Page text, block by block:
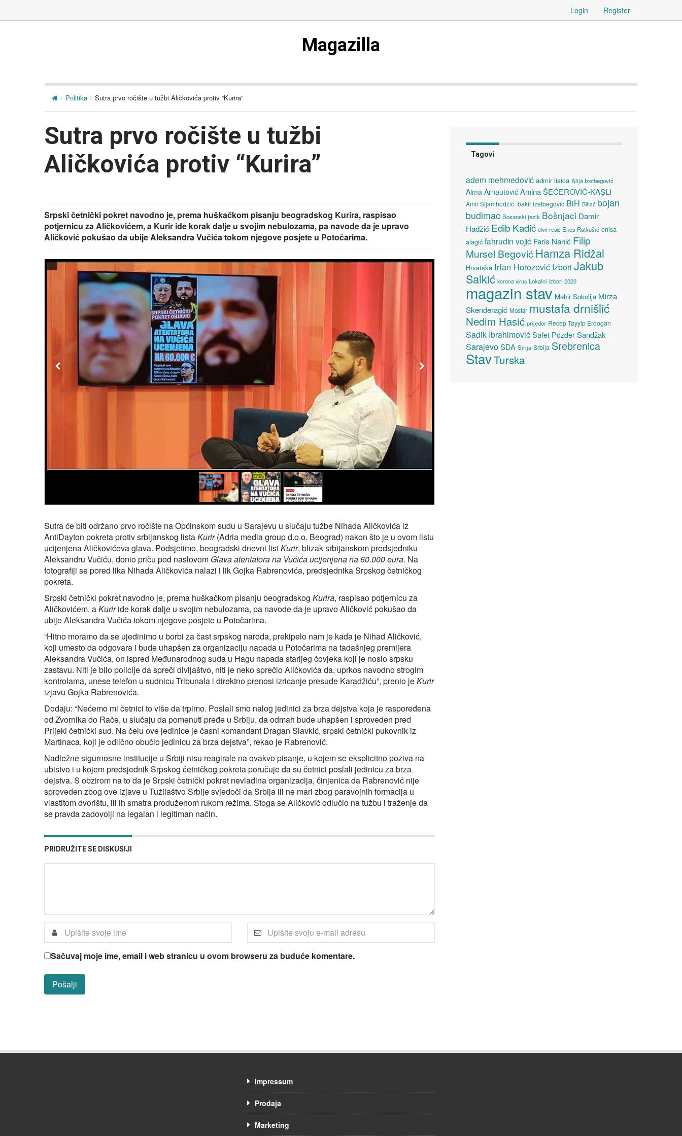
Login Register
Magazilla
Politika Sutra prvo ročište u tužbi Aličkovića protiv “Kurira”
Sutra prvo ročište u tužbi
Aličkovića protiv “Kurira”
Srpski četnički pokret navodno je, prema huškačkom pisanju beogradskog Kurira, raspisao
potjernicu za Aličkovićem, a Kurir ide korak dalje u svojim nebulozama, pa navode da je upravo
Aličković pokušao da ubije Aleksandra Vučića tokom njegove posjete u Potočarima.
Sutra će biti održano prvo ročište na Općinskom sudu u Sarajevu u slučaju tužbe Nihada Aličkovića iz
AntiDayton pokreta protiv srbijanskog listaKurir(Adria media group d.o.o. Beograd) nakon što je u ovom listu
ucijenjena Aličkovićeva glava. Podsjetimo, beogradski dnevni listKurir, blizak srbijanskom predsjedniku
Aleksandru Vučiću, donio priču pod naslovom Glava atentatora na Vučića ucijenjena na 60.000 eura. Na
fotografiji se pored lika Nihada Aličkovića nalazi i lik Gojka Rabrenovića, predsjednika Srpskog četničkog
pokreta.
Srpski četnički pokret navodno je, prema huškačkom pisanju beogradskog Kurira, raspisao potjernicu za
Aličkovićem, aKuriride korak dalje u svojim nebulozama, pa navode da je upravo Aličković pokušao da
ubije Aleksandra Vučića tokom njegove posjete u Potočarima.
“Hitno moramo da se ujedinimo u borbi za čast srpskog naroda, prekipelo nam je kada je Nihad Aličković,
koji umesto da odgovara i bude uhapšen za organizaciju napada u Potočarima na tadašnjeg premijera
Aleksandra Vučića, on ispred Međunarodnog suda u Hagu napada starijeg čovjeka koji je nosio srpsku
zastavu. Niti je bilo policije da spreči divljaštvo, niti je neko sprečio Aličkovića da, uprkos navodno strogim
kontrolama, unese telefon u sudnicu Tribunala i direktno prenosi izricanje presude Karadžiću”, prenio jeKurir
izjavu Gojka Rabrenovića.
Dodaju: “Nećemo mi četnici to više da trpimo. Poslali smo nalog jedinici za brza dejstva koja je raspoređena
od Zvornika do Rače, u slučaju da pomenuti pređe u Srbiju, da odmah bude uhapšen i sproveden pred
Prijeki četnički sud. Na čelu ove jedinice je časni komandant Dragan Slavkić, srpski četnički pukovnik iz
Martinaca, koji je odlično obučio jedinicu za brza dejstva”, rekao je Rabrenović.
Nadležne sigurnosne institucije u Srbiji nisu reagirale na ovakvo pisanje, u kojem se eksplicitno poziva na
ubistvo i u kojem predsjednik Srpskog četničkog pokreta poručuje da su četnici poslali jedinicu za brza
dejstva. S obzirom na to da je Srpski četnički pokret nevladina organizacija, činjenica da Rabrenović nije
sproveden zbog ove izjave u Tužilaštvo Srbije svjedoči da Srbija ili ne mari zbog paravojnih formacija u
vlastitom dvorištu, ili ih smatra produženom rukom režima. Stoga se Aličković odlučio na tužbu i traženje da
se pravda zadovolji na legalan i legitiman način.
PRIDRUŽITE SE DISKUSIJI
Sačuvaj moje ime, email i web stranicu u ovom browseru za buduće komentare.
Tagovi
adem mehmedović admir lisica Alija Izetbegović
Alma Arnautović Amina ŠEĆEROVIĆ-KAŞLI
Amir Sijamhodžić. bakir izetbegović BiH Bihać bojan
budimac Bosanski jezik Bošnjaci Damir
Hadžić Edib Kadić elvir resić Enes Ratkušić enisa
alagić fahrudin vojić Faris Nanić Filip
Mursel Begović Hamza Ridžal
Hrvatska Irfan Horozović Izbori Jakub
Salkić korona virus Lokalni izbori 2020
magazin stav Mahir Sokolija Mirza
Skenderagić Mostar mustafa drnišlić
Nedim Hasić prijedor Recep Tayyip Erdogan
Sadik Ibrahimović Safet Pozder Sandžak
SarajevoSDA Sirija Srbija Srebrenica
StavTurska
Impressum
Prodaja
Marketing